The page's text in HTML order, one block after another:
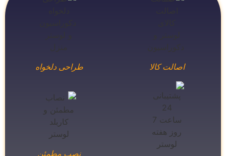
اصالت کالا طراحی دلخواه
نصب مطمئن